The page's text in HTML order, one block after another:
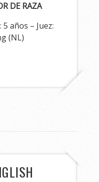
DE RAZA
5 años – Juez:
(NL)